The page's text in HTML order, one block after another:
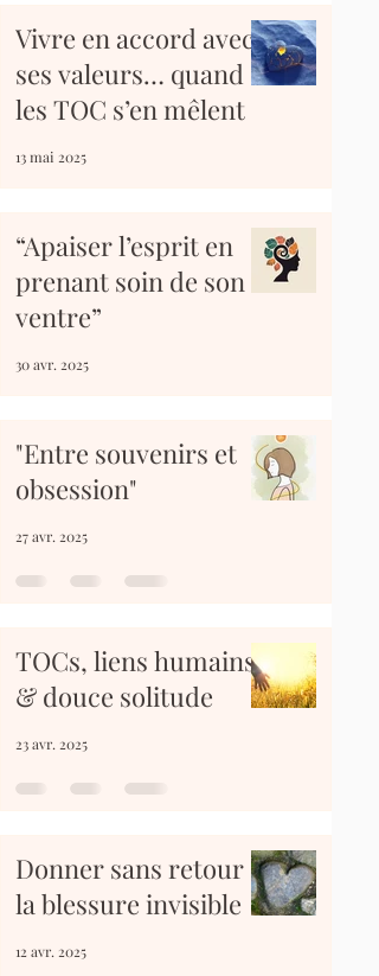
Vivre en accord avec
ses valeurs… quand
les TOC s’en mêlent
13 mai 2025
“Apaiser l’esprit en
prenant soin de son
ventre”
30 avr. 2025
"Entre souvenirs et
obsession"
27 avr. 2025
TOCs, liens humains
& douce solitude
23 avr. 2025
Donner sans retour :
la blessure invisible
12 avr. 2025